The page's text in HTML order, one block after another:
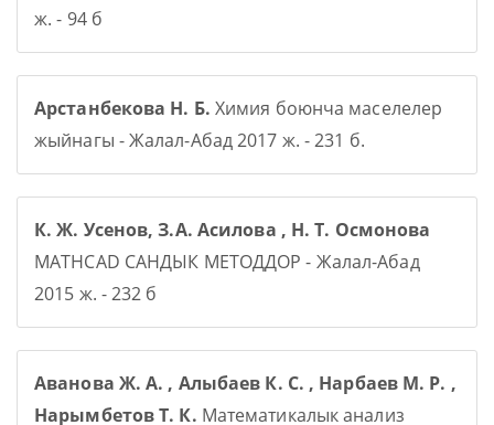
ж. - 94 б
Арстанбекова Н. Б. Химия боюнча маселелер
жыйнагы - Жалал-Абад 2017 ж. - 231 б.
К. Ж. Усенов, З.А. Асилова , Н. Т. Осмонова
MATHCAD САНДЫК МЕТОДДОР - Жалал-Абад
2015 ж. - 232 б
Аванова Ж. А. , Алыбаев К. С. , Нарбаев М. Р. ,
Нарымбетов Т. К. Математикалык анализ